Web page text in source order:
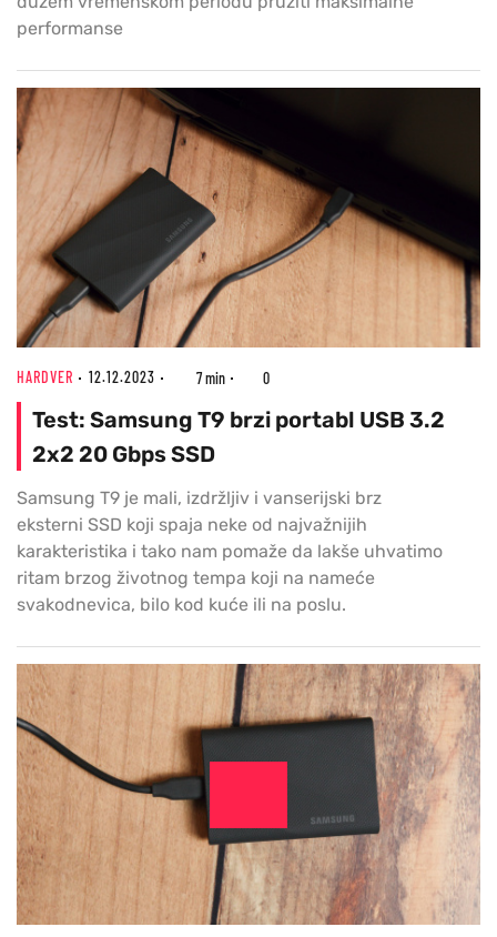
performanse
HARDVER 12.12.2023 7 min 0
Test: Samsung T9 brzi portabl USB 3.2
2x2 20 Gbps SSD
Samsung T9 je mali, izdržljiv i vanserijski brz
eksterni SSD koji spaja neke od najvažnijih
karakteristika i tako nam pomaže da lakše uhvatimo
ritam brzog životnog tempa koji na nameće
svakodnevica, bilo kod kuće ili na poslu.